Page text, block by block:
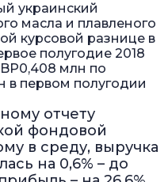
украинский
масла и плавленого
курсовой разнице в
полугодие 2018
млн по
в первом полугодии
отчету
фондовой
в среду, выручка
на 0,6% – до